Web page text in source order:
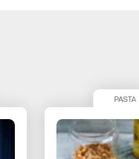
PASTA